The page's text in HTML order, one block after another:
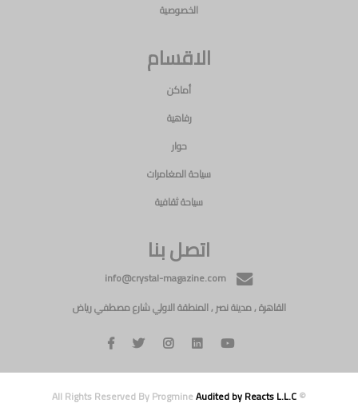
الخصوصية
الاقسام
أماكن
رفاهية
حوار
سياحة المغامرات
سياحة ثقافية
اتصل بنا
القاهرة , مدينة نصر , المنطقة الاولي شارع مصطفي رياض
© All Rights Reserved By Progmine
Audited by Reacts L.L.C